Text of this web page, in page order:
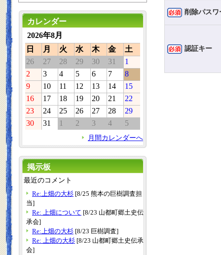
削除パスワ
認証キー
カレンダー
2026年8月
日
月 火 水 木 金
土
26
27 28 29 30 31
1
2
3 4 5 6 7
8
9
10 11 12 13 14
15
16
17 18 19 20 21
22
23
24 25 26 27 28
29
30
31 1 2 3 4 5
月間カレンダーへ
掲示板
最近のコメント
Re:上畑の大杉 [8/25 熊本の巨樹調査担
当]
Re: 上畑について [8/23 山都町郷土史伝
承会]
Re:上畑の大杉 [8/23 巨樹調査]
Re: 上畑の大杉 [8/23 山都町郷土史伝承
会]